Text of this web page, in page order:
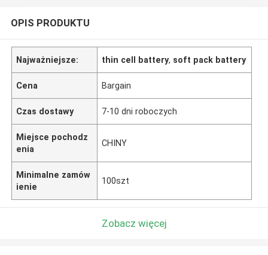
OPIS PRODUKTU
Najważniejsze: thin cell battery, soft pack battery
Cena Bargain
Czas dostawy 7-10 dni roboczych
Miejsce pochodz
enia
CHINY
Minimalne zamów
ienie
100szt
Zobacz więcej